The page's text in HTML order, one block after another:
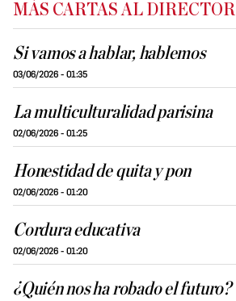
MÁS CARTAS AL DIRECTOR
Si vamos a hablar, hablemos
03/06/2026 - 01:35
La multiculturalidad parisina
02/06/2026 - 01:25
Honestidad de quita y pon
02/06/2026 - 01:20
Cordura educativa
02/06/2026 - 01:20
¿Quién nos ha robado el futuro?